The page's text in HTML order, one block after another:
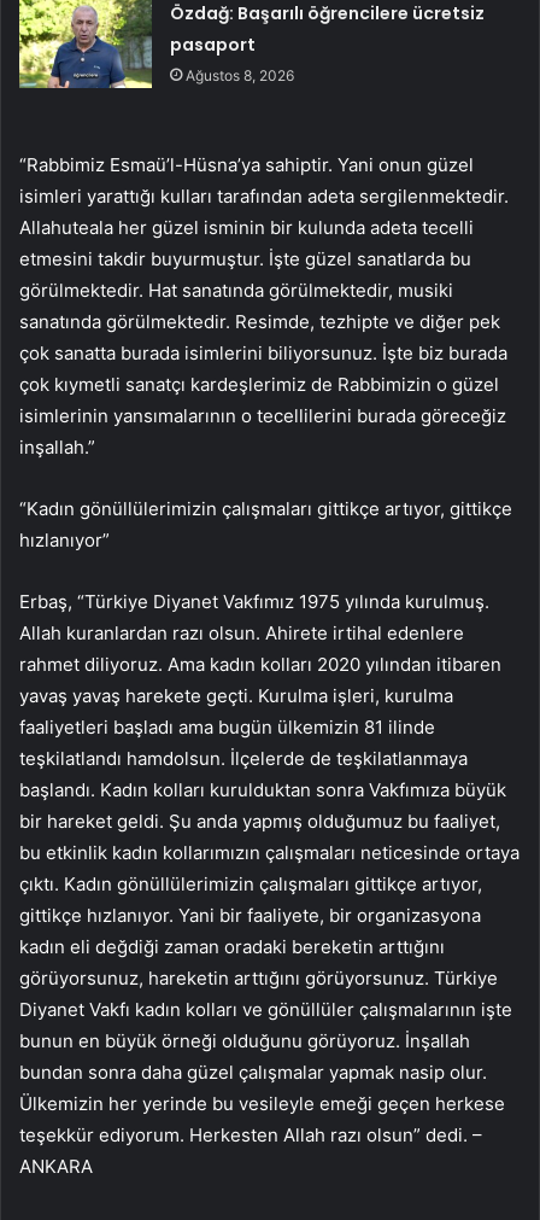
Özdağ: Başarılı öğrencilere ücretsiz
pasaport
Ağustos 8, 2026
“Rabbimiz Esmaü’l-Hüsna’ya sahiptir. Yani onun güzel
isimleri yarattığı kulları tarafından adeta sergilenmektedir.
Allahuteala her güzel isminin bir kulunda adeta tecelli
etmesini takdir buyurmuştur. İşte güzel sanatlarda bu
görülmektedir. Hat sanatında görülmektedir, musiki
sanatında görülmektedir. Resimde, tezhipte ve diğer pek
çok sanatta burada isimlerini biliyorsunuz. İşte biz burada
çok kıymetli sanatçı kardeşlerimiz de Rabbimizin o güzel
isimlerinin yansımalarının o tecellilerini burada göreceğiz
inşallah.”
“Kadın gönüllülerimizin çalışmaları gittikçe artıyor, gittikçe
hızlanıyor”
Erbaş, “Türkiye Diyanet Vakfımız 1975 yılında kurulmuş.
Allah kuranlardan razı olsun. Ahirete irtihal edenlere
rahmet diliyoruz. Ama kadın kolları 2020 yılından itibaren
yavaş yavaş harekete geçti. Kurulma işleri, kurulma
faaliyetleri başladı ama bugün ülkemizin 81 ilinde
teşkilatlandı hamdolsun. İlçelerde de teşkilatlanmaya
başlandı. Kadın kolları kurulduktan sonra Vakfımıza büyük
bir hareket geldi. Şu anda yapmış olduğumuz bu faaliyet,
bu etkinlik kadın kollarımızın çalışmaları neticesinde ortaya
çıktı. Kadın gönüllülerimizin çalışmaları gittikçe artıyor,
gittikçe hızlanıyor. Yani bir faaliyete, bir organizasyona
kadın eli değdiği zaman oradaki bereketin arttığını
görüyorsunuz, hareketin arttığını görüyorsunuz. Türkiye
Diyanet Vakfı kadın kolları ve gönüllüler çalışmalarının işte
bunun en büyük örneği olduğunu görüyoruz. İnşallah
bundan sonra daha güzel çalışmalar yapmak nasip olur.
Ülkemizin her yerinde bu vesileyle emeği geçen herkese
teşekkür ediyorum. Herkesten Allah razı olsun” dedi. –
ANKARA